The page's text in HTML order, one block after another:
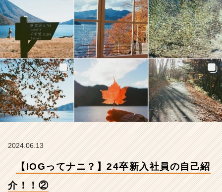
紹
介！！
②
【イ
ン
サ
ア
グ
の
タ
2024.06.13
【IOGってナニ？】24卒新入社員の自己紹
介！！②